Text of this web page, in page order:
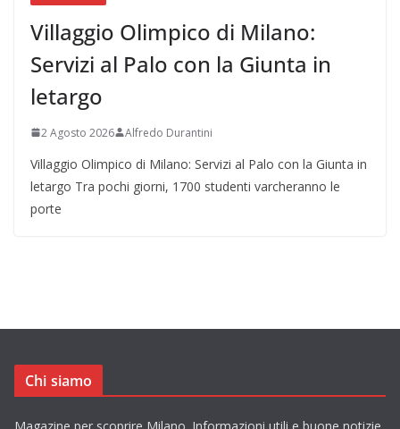
Villaggio Olimpico di Milano:
Servizi al Palo con la Giunta in
letargo
2 Agosto 2026 Alfredo Durantini
Villaggio Olimpico di Milano: Servizi al Palo con la Giunta in
letargo Tra pochi giorni, 1700 studenti varcheranno le
porte
Chi siamo